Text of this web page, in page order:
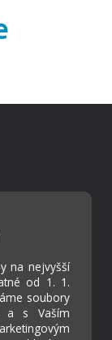
na nejvyšší
od 1. 1.
soubory
a s Vaším